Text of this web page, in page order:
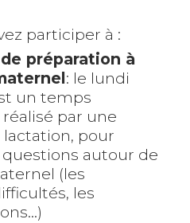
participer à :
préparation à
: le lundi
un temps
par une
pour
autour de
(les
les